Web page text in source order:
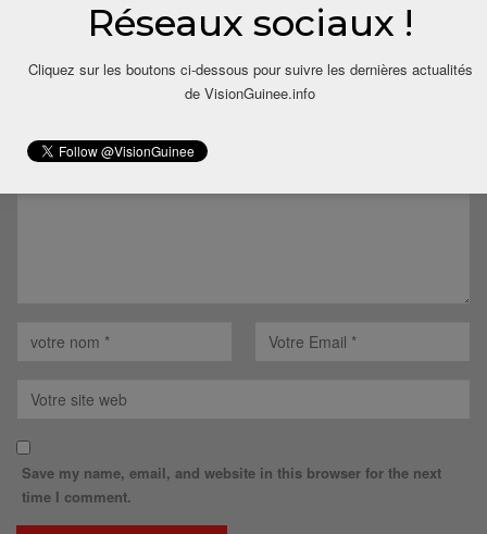
Votre adresse email ne sera pas publiée.
Save my name, email, and website in this browser for the next
time I comment.
Réseaux sociaux !
Cliquez sur les boutons ci-dessous pour suivre les dernières actualités
de VisionGuinee.info